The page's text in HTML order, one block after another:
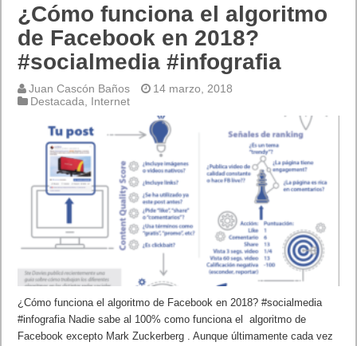
¿Cómo funciona el algoritmo
de Facebook en 2018?
#socialmedia #infografia
Juan Cascón Baños
14 marzo, 2018
Destacada
Internet
¿Cómo funciona el algoritmo de Facebook en 2018? #socialmedia
#infografia Nadie sabe al 100% como funciona el algoritmo de
Facebook excepto Mark Zuckerberg . Aunque últimamente cada vez